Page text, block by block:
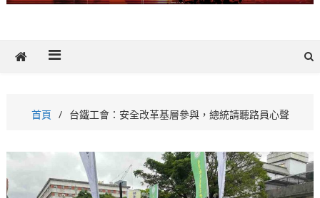
首頁 台鐵工會：安全改革基層參與，總統請聽路員心聲